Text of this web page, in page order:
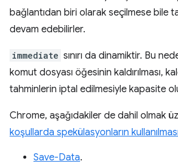
bağlantıdan biri olarak seçilmese bile
devam edebilirler.
immediate sınırı da dinamiktir. Bu
komut dosyası öğesinin kaldırılması,
tahminlerin iptal edilmesiyle kapasite
Chrome, aşağıdakiler de dahil olmak
koşullarda spekülasyonların
Save-Data.